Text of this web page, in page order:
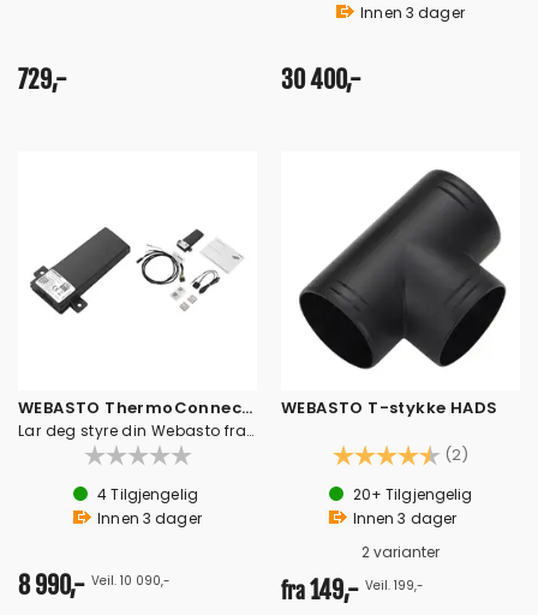
729,-
Innen 3 dager
30 400,-
WEBASTO ThermoConnect TCon2
Lar deg styre din Webasto fra mobil / pc
4Tilgjengelig
Innen 3 dager
8 990,- Veil. 10 090,-
WEBASTO T-stykke HADS
Karakter: (2)
20+ Tilgjengelig
Innen3 dager
2 varianter
fra149,- Veil. 199,-